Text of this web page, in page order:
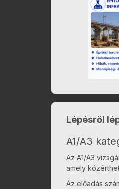
Lépésről
A1/A3
Az A1/A3
amely
Az előadás